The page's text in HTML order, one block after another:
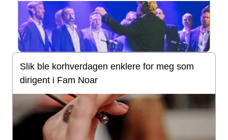
Slik ble korhverdagen enklere for meg som
dirigent i Fam Noar